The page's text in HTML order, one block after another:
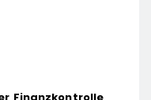
Finanzkontrolle